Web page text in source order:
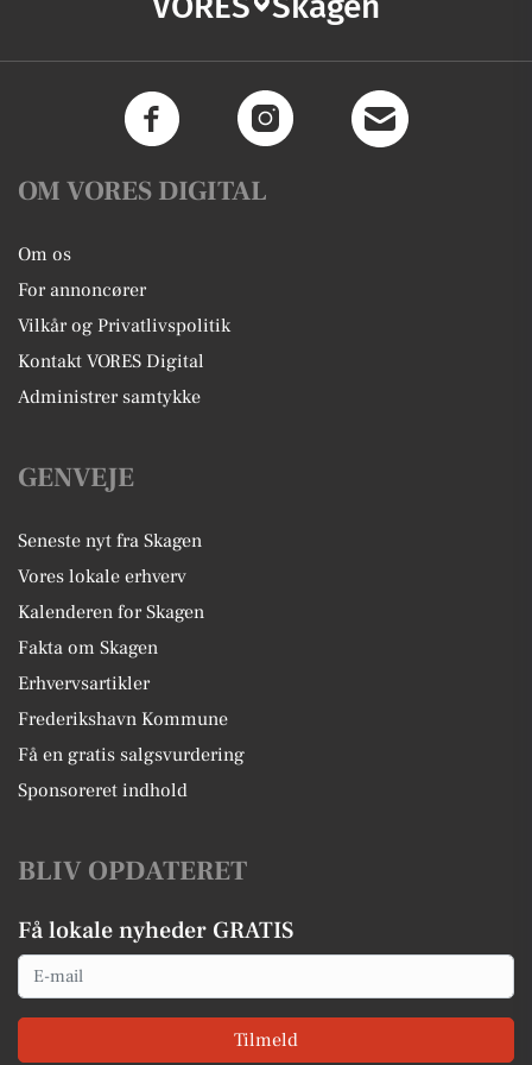
OM VORES DIGITAL
Om os
For annoncører
Vilkår og Privatlivspolitik
Kontakt VORES Digital
Administrer samtykke
GENVEJE
Seneste nyt fra Skagen
Vores lokale erhverv
Kalenderen for Skagen
Fakta om Skagen
Erhvervsartikler
Frederikshavn Kommune
Få en gratis salgsvurdering
Sponsoreret indhold
BLIV OPDATERET
Få lokale nyheder GRATIS
Email
Tilmeld